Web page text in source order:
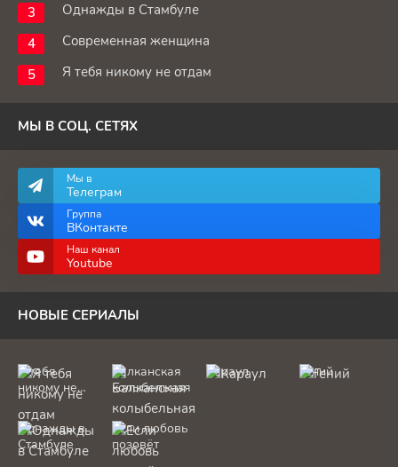
Однажды в Стамбуле
Современная женщина
Я тебя никому не отдам
МЫ В СОЦ. СЕТЯХ
Мы в
Телеграм
Группа
ВКонтакте
Наш канал
Youtube
НОВЫЕ СЕРИАЛЫ
Я тебя
никому не
отдам
Балканская
колыбельная
Караул Гений
Однажды в
Стамбуле
Если любовь
позовёт